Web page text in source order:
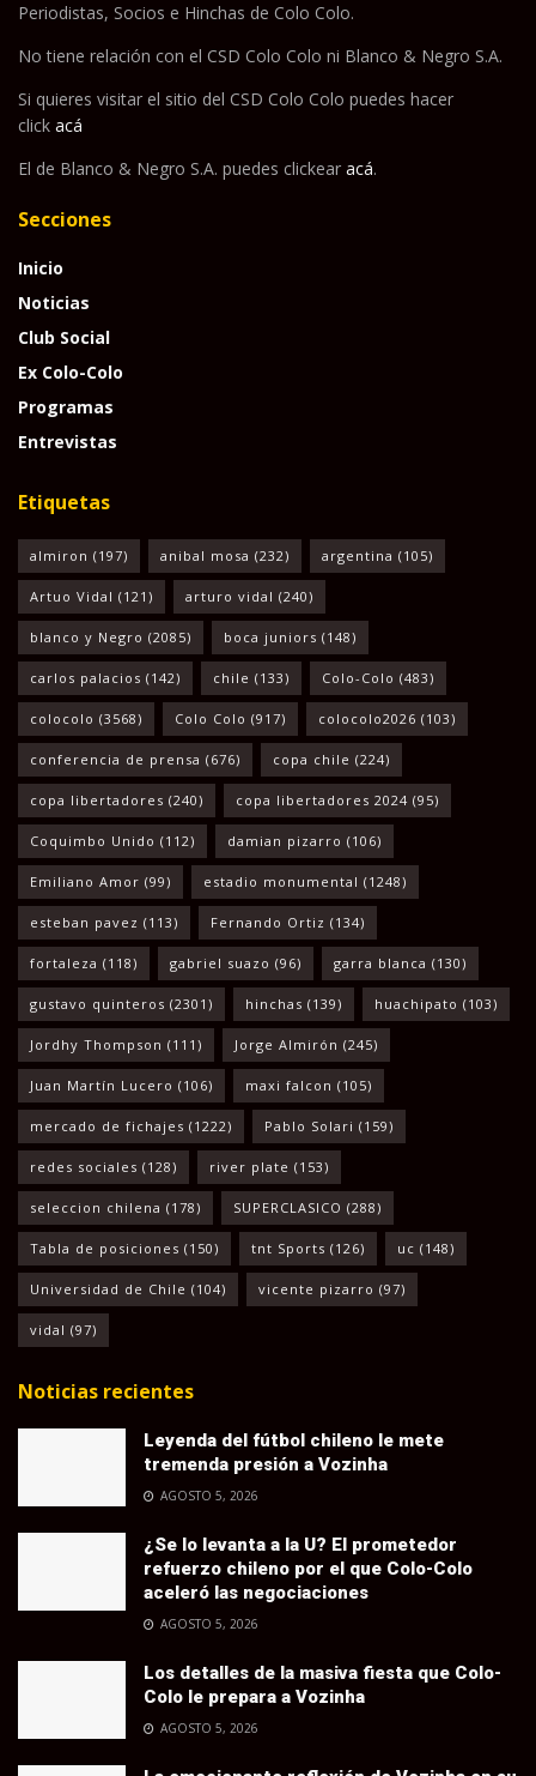
Periodistas, Socios e Hinchas de Colo Colo.
No tiene relación con el CSD Colo Colo ni Blanco & Negro S.A.
Si quieres visitar el sitio del CSD Colo Colo puedes hacer
click acá
El de Blanco & Negro S.A. puedes clickear acá.
Secciones
Inicio
Noticias
Club Social
Ex Colo-Colo
Programas
Entrevistas
Etiquetas
almiron (197) anibal mosa (232) argentina (105)
Artuo Vidal (121) arturo vidal (240)
blanco y Negro (2085) boca juniors (148)
carlos palacios (142) chile (133) Colo-Colo (483)
colocolo (3568) Colo Colo (917) colocolo2026 (103)
conferencia de prensa (676) copa chile (224)
copa libertadores (240) copa libertadores 2024 (95)
Coquimbo Unido (112) damian pizarro (106)
Emiliano Amor (99) estadio monumental (1248)
esteban pavez (113) Fernando Ortiz (134)
fortaleza (118) gabriel suazo (96) garra blanca (130)
gustavo quinteros (2301) hinchas (139) huachipato (103)
Jordhy Thompson (111) Jorge Almirón (245)
Juan Martín Lucero (106) maxi falcon (105)
mercado de fichajes (1222) Pablo Solari (159)
redes sociales (128) river plate (153)
seleccion chilena (178) SUPERCLASICO (288)
Tabla de posiciones (150) tnt Sports (126) uc (148)
Universidad de Chile (104) vicente pizarro (97)
vidal (97)
Noticias recientes
Leyenda del fútbol chileno le mete
tremenda presión a Vozinha
AGOSTO 5, 2026
¿Se lo levanta a la U? El prometedor
refuerzo chileno por el que Colo-Colo
aceleró las negociaciones
AGOSTO 5, 2026
Los detalles de la masiva fiesta que Colo-
Colo le prepara a Vozinha
AGOSTO 5, 2026